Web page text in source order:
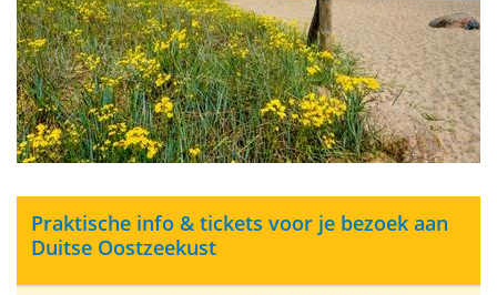
Praktische info & tickets voor je bezoek aan
Duitse Oostzeekust